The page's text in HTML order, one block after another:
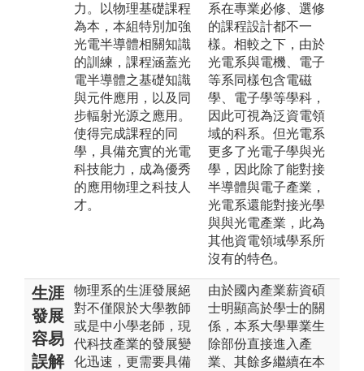
力。以物理基礎課程
為本，本組特別加強
光電半導體相關知識
的訓練，課程涵蓋光
電半導體之基礎知識
與元件應用，以及同
步輻射光源之應用。
使得完成課程的同
學，具備充實的光電
科技能力，成為優秀
的應用物理之科技人
才。
系在專業必修、選修
的課程設計都不一
樣。相較之下，由於
光電系與電機、電子
等系同樣包含電磁
學、電子學等學科，
因此可視為泛資電領
域的科系。但光電系
更多了光電子學與光
學，因此除了能對接
半導體與電子產業，
光電系還能對接光學
與與光電產業，此為
其他資電領域學系所
沒有的特色。
生涯
發展
容易
誤解
物理系的生涯發展絕
對不僅限於大學教師
或是中小學老師，現
代科技產業的發展變
化迅速，更需要具備
由於國內產業薪資碩
士明顯高於學士的關
係，本系大學畢業生
除部份直接進入產
業、其餘多繼續在本